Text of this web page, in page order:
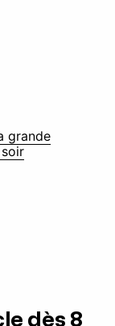
grande
dès 8